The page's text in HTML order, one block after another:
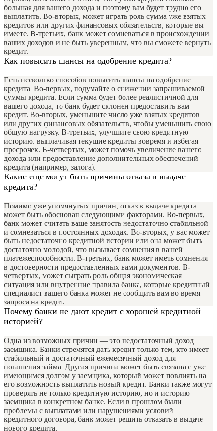
большая для вашего дохода и поэтому вам будет трудно его
выплатить. Во-вторых, может играть роль сумма уже взятых
кредитов или других финансовых обязательств, которые вы
имеете. В-третьих, банк может сомневаться в происхождении
ваших доходов и не быть уверенным, что вы сможете вернуть
кредит.
Как повысить шансы на одобрение кредита?
Есть несколько способов повысить шансы на одобрение
кредита. Во-первых, подумайте о снижении запрашиваемой
суммы кредита. Если сумма будет более реалистичной для
вашего дохода, то банк будет склонен предоставить вам
кредит. Во-вторых, уменьшите число уже взятых кредитов
или других финансовых обязательств, чтобы уменьшить свою
общую нагрузку. В-третьих, улучшите свою кредитную
историю, выплачивая текущие кредиты вовремя и избегая
просрочек. В-четвертых, может помочь увеличение вашего
дохода или предоставление дополнительных обеспечений
кредита (например, залога).
Какие еще могут быть причины отказа в выдаче
кредита?
Помимо уже упомянутых причин, отказ в выдаче кредита
может быть обоснован следующими факторами. Во-первых,
банк может считать ваше занятость недостаточно стабильной
и сомневаться в постоянных доходах. Во-вторых, у вас может
быть недостаточно кредитной истории или она может быть
достаточно молодой, что вызывает сомнения в вашей
платежеспособности. В-третьих, банк может иметь сомнения
в достоверности предоставленных вами документов. В-
четвертых, может сыграть роль общая экономическая
ситуация или внутренние правила банка, которые кредитный
специалист вашего банка может не сообщить вам во время
запроса на кредит.
Почему банки не дают кредит с хорошей кредитной
историей?
Одна из возможных причин — это недостаточный доход
заемщика. Банки стремятся дать кредит только тем, кто имеет
стабильный и достаточный ежемесячный доход для
погашения займа. Другая причина может быть связана с уже
имеющимся долгом у заемщика, который может повлиять на
его возможность выплатить новый кредит. Банки также могут
проверять не только кредитную историю, но и историю
заемщика в конкретном банке. Если в прошлом были
проблемы с выплатами или нарушениями условий
кредитного договора, банк может решить отказать в выдаче
нового кредита.